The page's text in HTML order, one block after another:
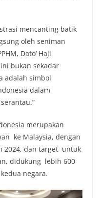
mencanting batik
oleh seniman
Dato’ Haji
bukan sekadar
adalah simbol
dalam
merupakan
ke Malaysia, dengan
2024, dan target untuk
didukung lebih 600
negara.